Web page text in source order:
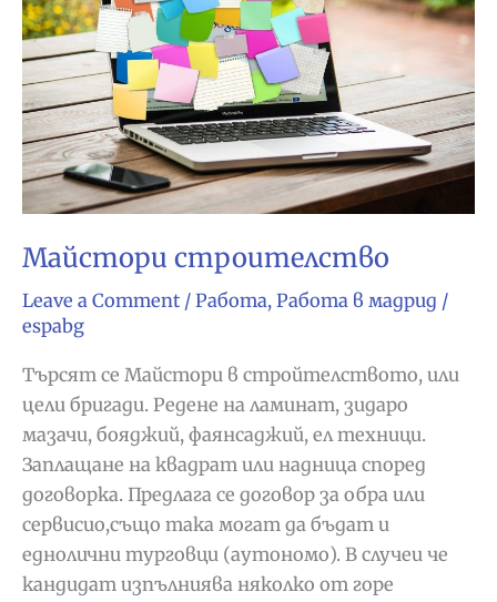
Майстори строителство
Leave a Comment / Работа, Работа в мадрид /
espabg
Търсят се Майстори в стройтелството, или
цели бригади. Редене на ламинат, зидаро
мазачи, бояджий, фаянсаджий, ел техници.
Заплащане на квадрат или надница според
договорка. Предлага се договор за обра или
сервисио,също така могат да бъдат и
еднолични турговци (аутономо). В случеи че
кандидат изпълниява няколко от горе